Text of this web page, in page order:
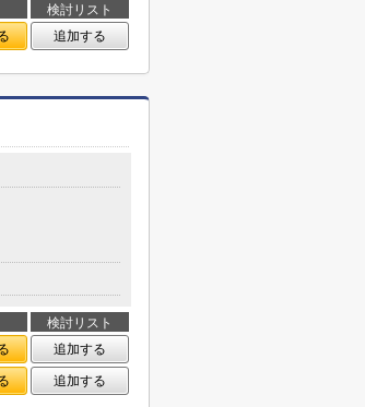
検討リスト
追加する
検討リスト
追加する
追加する